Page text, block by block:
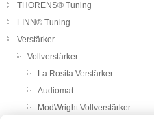
THORENS® Tuning
LINN® Tuning
Verstärker
Vollverstärker
La Rosita Verstärker
Audiomat
ModWright Vollverstärker